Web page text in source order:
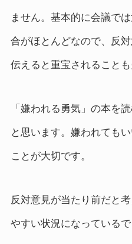
ません。基本的に会議で
合がほとんどなので、反
伝えると重宝されることも
「嫌われる勇気」の本を
と思います。嫌われても
ことが大切です。
反対意見が当たり前だと
やすい状況になっているで